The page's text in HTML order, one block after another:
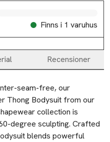
Finns i 1 varuhus
Recensioner
seam-free, our
Thong Bodysuit from our
collection is
degree sculpting. Crafted
blends powerful